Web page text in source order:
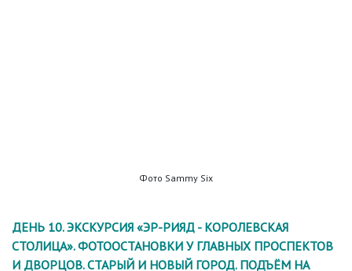
Фото Sammy Six
ДЕНЬ 10. ЭКСКУРСИЯ «ЭР-РИЯД - КОРОЛЕВСКАЯ
СТОЛИЦА». ФОТООСТАНОВКИ У ГЛАВНЫХ ПРОСПЕКТОВ
И ДВОРЦОВ. СТАРЫЙ И НОВЫЙ ГОРОД. ПОДЪЁМ НА